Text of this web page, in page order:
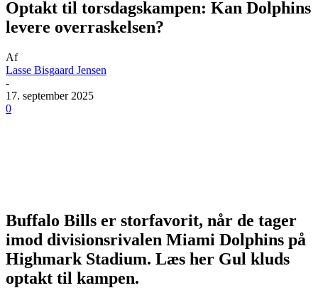
Optakt til torsdagskampen: Kan Dolphins
levere overraskelsen?
Af
Lasse Bisgaard Jensen
-
17. september 2025
0
Buffalo Bills er storfavorit, når de tager
imod divisionsrivalen Miami Dolphins på
Highmark Stadium. Læs her Gul kluds
optakt til kampen.